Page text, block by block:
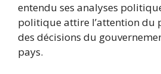
entendu ses analyses
politique attire l’attention du
des décisions du
pays.